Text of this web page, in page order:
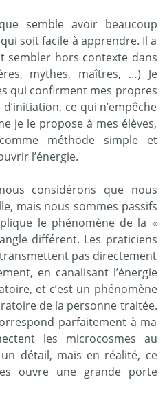
semble avoir beaucoup
soit facile à apprendre. Il a
sembler hors contexte dans
mythes, maîtres, …) Je
qui confirment mes propres
ce qui n’empêche
je le propose à mes élèves,
méthode simple et
l’énergie.
considérons que nous
mais nous sommes passifs
le phénomène de la «
différent. Les praticiens
pas directement
en canalisant l’énergie
et c’est un phénomène
de la personne traitée.
parfaitement à ma
les microcosmes au
détail, mais en réalité, ce
ouvre une grande porte